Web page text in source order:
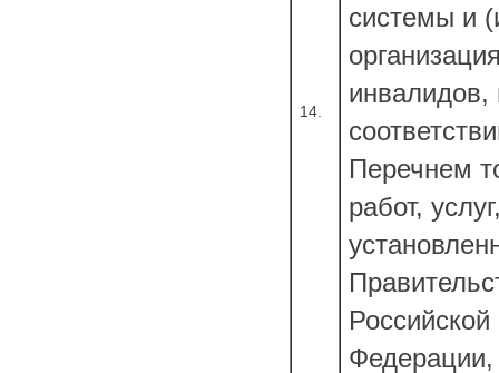
14.
системы и
инвалидов,
Перечнем
работ,
Российской
Федерации,